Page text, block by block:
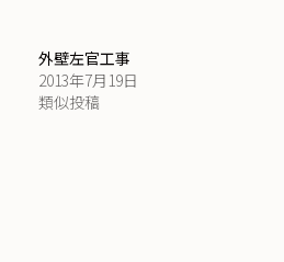
外壁左官工事
2013年7月19日
類似投稿